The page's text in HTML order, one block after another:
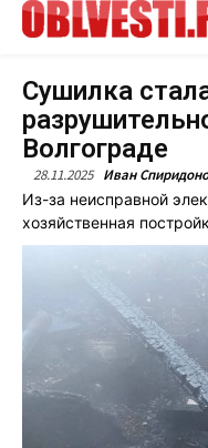
Сушилка
Волгограде
28.11.2025 Иван
Из-за неисправной
хозяйственная